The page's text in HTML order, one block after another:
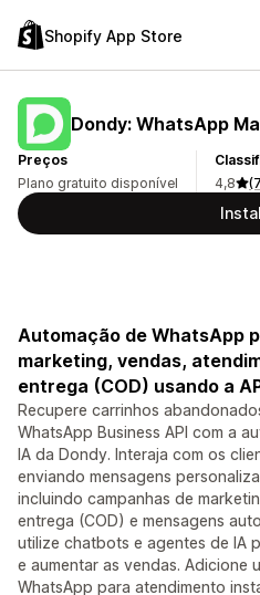
Shopify App Store
Dondy: WhatsApp
Preços
Plano gratuito disponível
4,8
Automação de WhatsApp
marketing, vendas,
entrega (COD) usando a
Recupere carrinhos
WhatsApp Business API com a
IA da Dondy. Interaja com os
enviando mensagens
incluindo campanhas de
entrega (COD) e mensagens
utilize chatbots e agentes de IA
e aumentar as vendas. Adicione
WhatsApp para atendimento